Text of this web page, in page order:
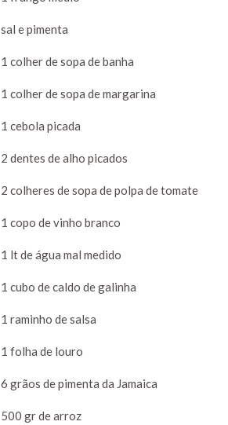
sal e pimenta
1 colher de sopa de banha
1 colher de sopa de margarina
1 cebola picada
2 dentes de alho picados
2 colheres de sopa de polpa de tomate
1 copo de vinho branco
1 lt de água mal medido
1 cubo de caldo de galinha
1 raminho de salsa
1 folha de louro
6 grãos de pimenta da Jamaica
500 gr de arroz